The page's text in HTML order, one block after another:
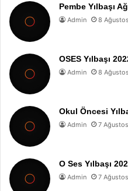
Pembe Yılbaşı
Admin 8
OSES Yılbaşı
Admin 8
Okul Öncesi
Admin 7
O Ses Yılbaşı
Admin 7